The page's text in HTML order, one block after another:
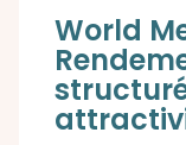
World